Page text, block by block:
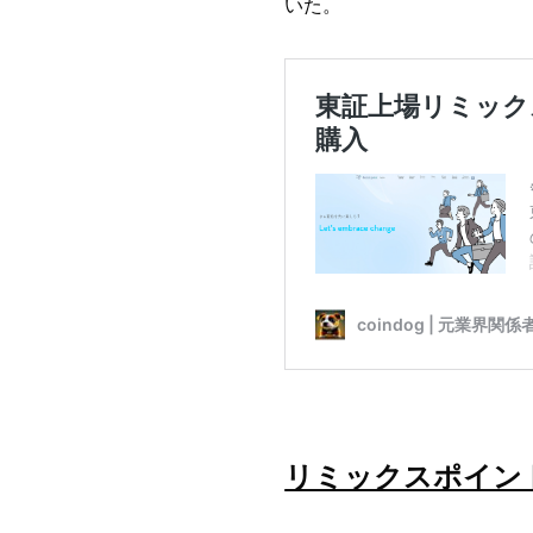
リミックスポイ